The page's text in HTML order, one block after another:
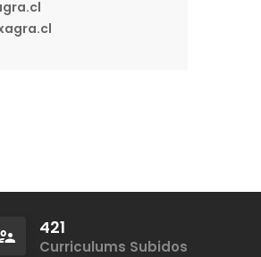
421
Curriculums Subidos